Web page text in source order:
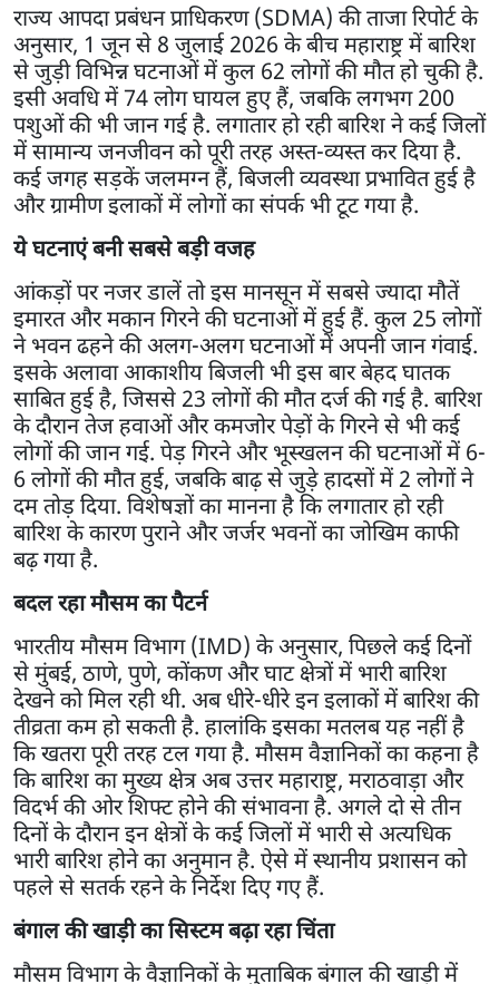
राज्य आपदा प्रबंधन प्राधिकरण (SDMA) की ताजा रिपोर्ट के
अनुसार, 1 जून से 8 जुलाई 2026 के बीच महाराष्ट्र में बारिश
से जुड़ी विभिन्न घटनाओं में कुल 62 लोगों की मौत हो चुकी है.
इसी अवधि में 74 लोग घायल हुए हैं, जबकि लगभग 200
पशुओं की भी जान गई है. लगातार हो रही बारिश ने कई जिलों
में सामान्य जनजीवन को पूरी तरह अस्त-व्यस्त कर दिया है.
कई जगह सड़कें जलमग्न हैं, बिजली व्यवस्था प्रभावित हुई है
और ग्रामीण इलाकों में लोगों का संपर्क भी टूट गया है.
ये घटनाएं बनी सबसे बड़ी वजह
आंकड़ों पर नजर डालें तो इस मानसून में सबसे ज्यादा मौतें
इमारत और मकान गिरने की घटनाओं में हुई हैं. कुल 25 लोगों
ने भवन ढहने की अलग-अलग घटनाओं में अपनी जान गंवाई.
इसके अलावा आकाशीय बिजली भी इस बार बेहद घातक
साबित हुई है, जिससे 23 लोगों की मौत दर्ज की गई है. बारिश
के दौरान तेज हवाओं और कमजोर पेड़ों के गिरने से भी कई
लोगों की जान गई. पेड़ गिरने और भूस्खलन की घटनाओं में 6-
6 लोगों की मौत हुई, जबकि बाढ़ से जुड़े हादसों में 2 लोगों ने
दम तोड़ दिया. विशेषज्ञों का मानना है कि लगातार हो रही
बारिश के कारण पुराने और जर्जर भवनों का जोखिम काफी
बढ़ गया है.
बदल रहा मौसम का पैटर्न
भारतीय मौसम विभाग (IMD) के अनुसार, पिछले कई दिनों
से मुंबई, ठाणे, पुणे, कोंकण और घाट क्षेत्रों में भारी बारिश
देखने को मिल रही थी. अब धीरे-धीरे इन इलाकों में बारिश की
तीव्रता कम हो सकती है. हालांकि इसका मतलब यह नहीं है
कि खतरा पूरी तरह टल गया है. मौसम वैज्ञानिकों का कहना है
कि बारिश का मुख्य क्षेत्र अब उत्तर महाराष्ट्र, मराठवाड़ा और
विदर्भ की ओर शिफ्ट होने की संभावना है. अगले दो से तीन
दिनों के दौरान इन क्षेत्रों के कई जिलों में भारी से अत्यधिक
भारी बारिश होने का अनुमान है. ऐसे में स्थानीय प्रशासन को
पहले से सतर्क रहने के निर्देश दिए गए हैं.
बंगाल की खाड़ी का सिस्टम बढ़ा रहा चिंता
मौसम विभाग के वैज्ञानिकों के मुताबिक बंगाल की खाड़ी में